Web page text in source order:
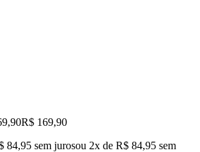
R$ 169,90
84,95 sem jurosou 2x de R$ 84,95 sem